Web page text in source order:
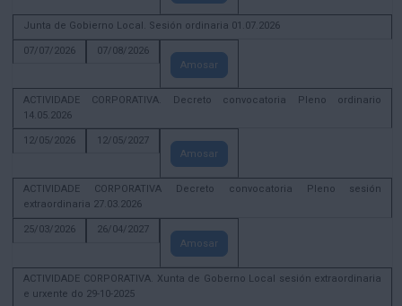
Junta de Gobierno Local. Sesión ordinaria 01.07.2026
07/07/2026
07/08/2026
Amosar
ACTIVIDADE CORPORATIVA. Decreto convocatoria Pleno ordinario
14.05.2026
12/05/2026
12/05/2027
Amosar
ACTIVIDADE CORPORATIVA Decreto convocatoria Pleno sesión
extraordinaria 27.03.2026
25/03/2026
26/04/2027
Amosar
ACTIVIDADE CORPORATIVA. Xunta de Goberno Local sesión extraordinaria
e urxente do 29-10-2025